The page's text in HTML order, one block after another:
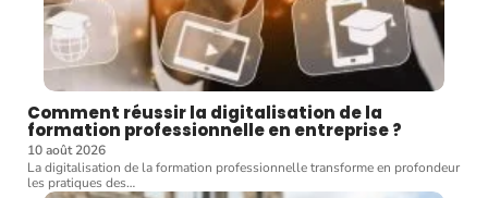
Comment réussir la digitalisation de la
formation professionnelle en entreprise ?
10 août 2026
La digitalisation de la formation professionnelle transforme en profondeur
les pratiques des…